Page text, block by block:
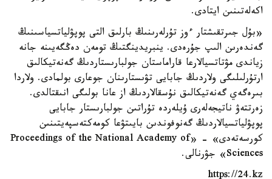
اكەلەتىنىن ايتادى.
«بۇل جىرتقىشتار ءوز تۇرلەرىنىڭ بارلىق التى پوپۋلياتسياسىنىڭ
گەندەرىن الىپ جۇرەدى. ينبريدينگتىڭ تومەن دەڭگەيىنە جانە
زياندى مۋتاتسيالارعا قاراماستان جولبارىستاردىڭ گەنەتيكالىق
ارتۇرلىلىگى ولاردىڭ جابايى تۋىستارىنان جوعارى بولمادى. ولاردا
بىرەگەي گەنەتيكالىق نۇسقالاردىڭ از عانا بولىگى انىقتالدى.
زەرتتەۋ ناتيجەلەرى ۇيلەردە تۇراتىن جولبارىستار جابايى
پوپۋلياتسيالاردىڭ گەنوفوندىن بايىتۋعا كومەكتەسپەيتىنىن
كورسەتەدى» - «Proceedings of the National Academy of
Sciences» جۋرنالى.